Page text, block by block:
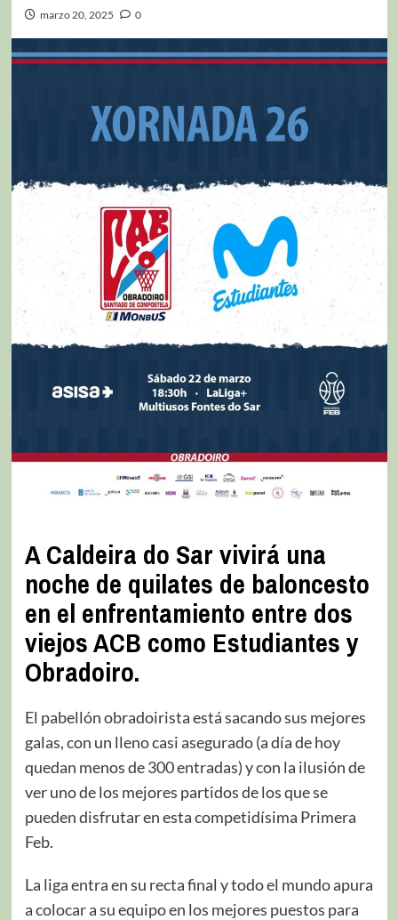
marzo 20, 2025 0
A Caldeira do Sar vivirá una
noche de quilates de baloncesto
en el enfrentamiento entre dos
viejos ACB como Estudiantes y
Obradoiro.
El pabellón obradoirista está sacando sus mejores
galas, con un lleno casi asegurado (a día de hoy
quedan menos de 300 entradas) y con la ilusión de
ver uno de los mejores partidos de los que se
pueden disfrutar en esta competidísima Primera
Feb.
La liga entra en su recta final y todo el mundo apura
a colocar a su equipo en los mejores puestos para